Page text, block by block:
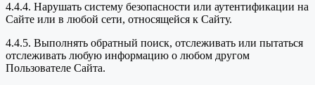
4.4.4. Нарушать систему безопасности или аутентификации на
Сайте или в любой сети, относящейся к Сайту.
4.4.5. Выполнять обратный поиск, отслеживать или пытаться
отслеживать любую информацию о любом другом
Пользователе Сайта.